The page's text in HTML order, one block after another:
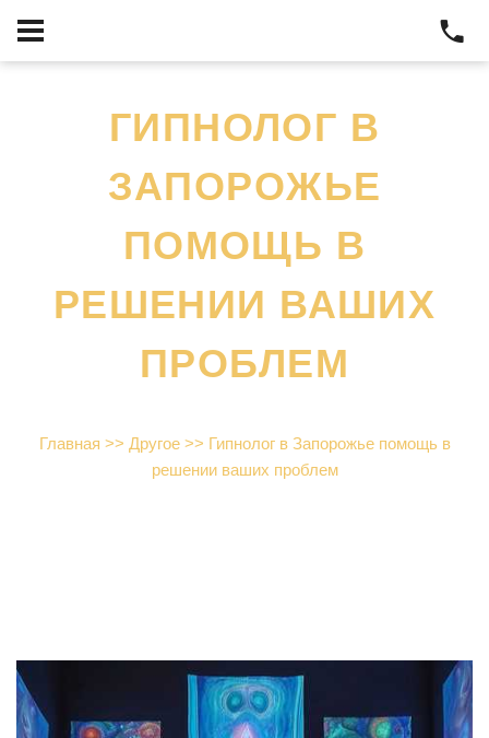
ГИПНОЛОГ В
ЗАПОРОЖЬЕ
ПОМОЩЬ В
РЕШЕНИИ ВАШИХ
ПРОБЛЕМ
Главная >> Другое>> Гипнолог в Запорожье помощь в
решении ваших проблем